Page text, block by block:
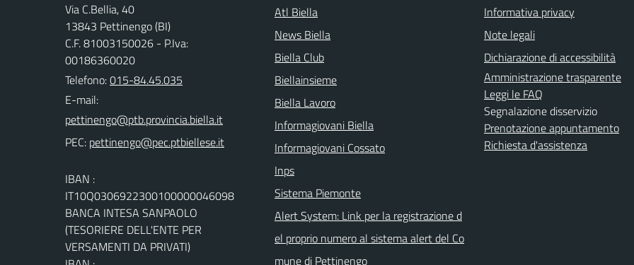
Via C.Bellia, 40
13843 Pettinengo (BI)
C.F. 81003150026 - P.Iva:
00186360020
Telefono:015-84.45.035
E-mail:
PEC:
IBAN :
IT10Q0306922300100000046098
BANCA INTESA SANPAOLO
(TESORIERE DELL'ENTE PER
VERSAMENTI DA PRIVATI)
Atl Biella
News Biella
Biella Club
Biellainsieme
Biella Lavoro
Informagiovani Biella
Informagiovani Cossato
Inps
Sistema Piemonte
Alert System: Link per la registrazione d
el proprio numero al sistema alert del Co
mune di Pettinengo
Informativa privacy
Note legali
Dichiarazione di accessibilità
Amministrazione trasparente
Leggi le FAQ
Segnalazione disservizio
Prenotazione appuntamento
Richiesta d'assistenza